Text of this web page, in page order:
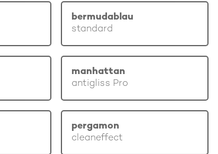
bermudablau
standard
manhattan
antigliss Pro
pergamon
cleaneffect